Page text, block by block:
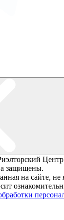
защищены.
на сайте, не